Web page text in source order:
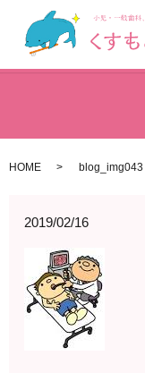
HOME blog_img043
2019/02/16